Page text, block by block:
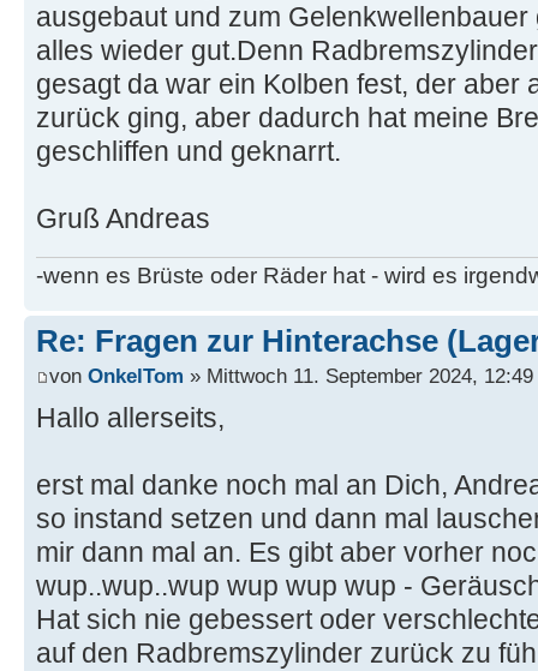
ausgebaut und zum
alles wieder gut.Denn
gesagt da war ein Kolben fest, der aber
zurück ging, aber dadurch hat meine
geschliffen und geknarrt.
Gruß Andreas
-wenn es Brüste oder Räder hat - wird es
Re: Fragen zur Hinterachse
von OnkelTom » Mittwoch 11. September 2024, 12:49
Hallo allerseits,
erst mal danke noch mal an Dich,
so instand setzen und dann mal
mir dann mal an. Es gibt aber vorher
wup..wup..wup wup wup wup -
Hat sich nie gebessert oder
auf den Radbremszylinder zurück zu